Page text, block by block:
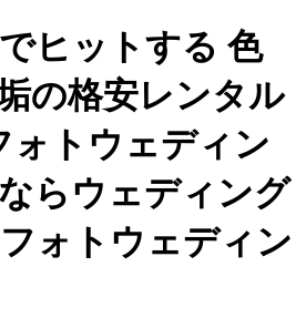
ヒットする 色
の格安レンタル
ォトウェディン
らウェディング
ォトウェディン